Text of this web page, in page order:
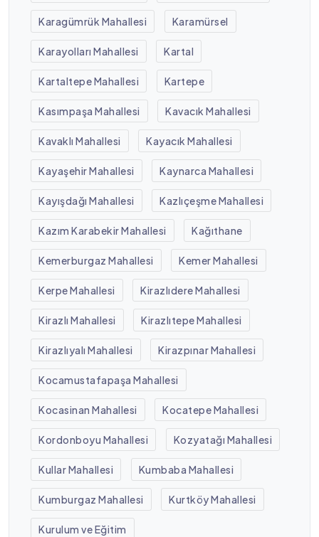
Karagümrük Mahallesi Karamürsel
Karayolları Mahallesi Kartal
Kartaltepe Mahallesi Kartepe
Kasımpaşa Mahallesi Kavacık Mahallesi
Kavaklı Mahallesi Kayacık Mahallesi
Kayaşehir Mahallesi Kaynarca Mahallesi
Kayışdağı Mahallesi Kazlıçeşme Mahallesi
Kazım Karabekir Mahallesi Kağıthane
Kemerburgaz Mahallesi Kemer Mahallesi
Kerpe Mahallesi Kirazlıdere Mahallesi
Kirazlı Mahallesi Kirazlıtepe Mahallesi
Kirazlıyalı Mahallesi Kirazpınar Mahallesi
Kocamustafapaşa Mahallesi
Kocasinan Mahallesi Kocatepe Mahallesi
Kordonboyu Mahallesi Kozyatağı Mahallesi
Kullar Mahallesi Kumbaba Mahallesi
Kumburgaz Mahallesi Kurtköy Mahallesi
Kurulum ve Eğitim